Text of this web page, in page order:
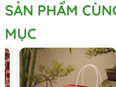
SẢN PHẨM
MỤC